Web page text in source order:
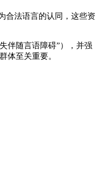
合法语言的认同，这些资
伴随言语障碍”），并强
体至关重要。